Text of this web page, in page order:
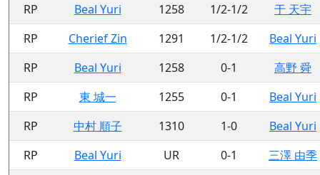
RP
Beal Yuri 1258 1/2-1/2
于 天宇
RP
Cherief Zin 1291 1/2-1/2
Beal Yuri
RP
Beal Yuri 1258 0-1
高野 舜
RP
東 城一 1255 0-1
Beal Yuri
RP
中村 順子 1310 1-0
Beal Yuri
RP
Beal Yuri UR 0-1
三澤 由季